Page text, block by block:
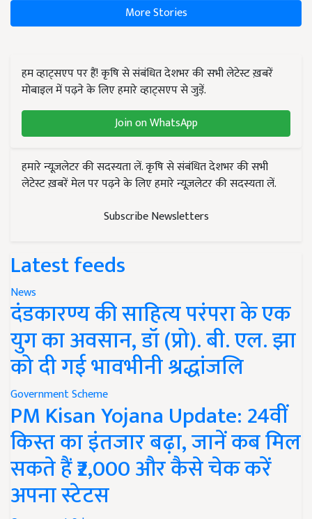
More Stories
हम व्हाट्सएप पर हैं! कृषि से संबंधित देशभर की सभी लेटेस्ट ख़बरें
मोबाइल में पढ़ने के लिए हमारे व्हाट्सएप से जुड़ें.
Join on WhatsApp
हमारे न्यूज़लेटर की सदस्यता लें. कृषि से संबंधित देशभर की सभी
लेटेस्ट ख़बरें मेल पर पढ़ने के लिए हमारे न्यूज़लेटर की सदस्यता लें.
Subscribe Newsletters
Latest feeds
News
दंडकारण्य की साहित्य परंपरा के एक
युग का अवसान, डॉ (प्रो). बी. एल. झा
को दी गई भावभीनी श्रद्धांजलि
Government Scheme
PM Kisan Yojana Update: 24वीं
किस्त का इंतजार बढ़ा, जानें कब मिल
सकते हैं ₹2,000 और कैसे चेक करें
अपना स्टेटस